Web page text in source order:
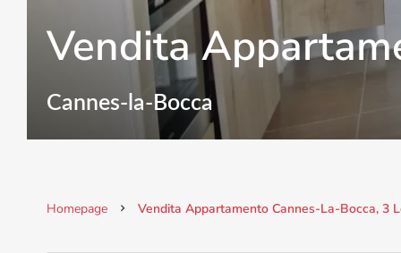
Vendita
Cannes-la-Bocca
Homepage Vendita Appartamento Cannes-La-Bocca, 3